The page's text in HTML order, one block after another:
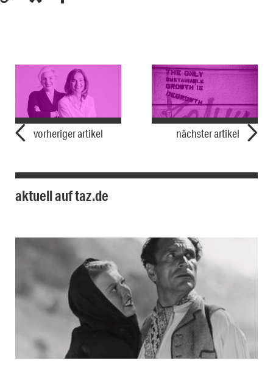
vorheriger artikel nächster artikel
aktuell auf taz.de